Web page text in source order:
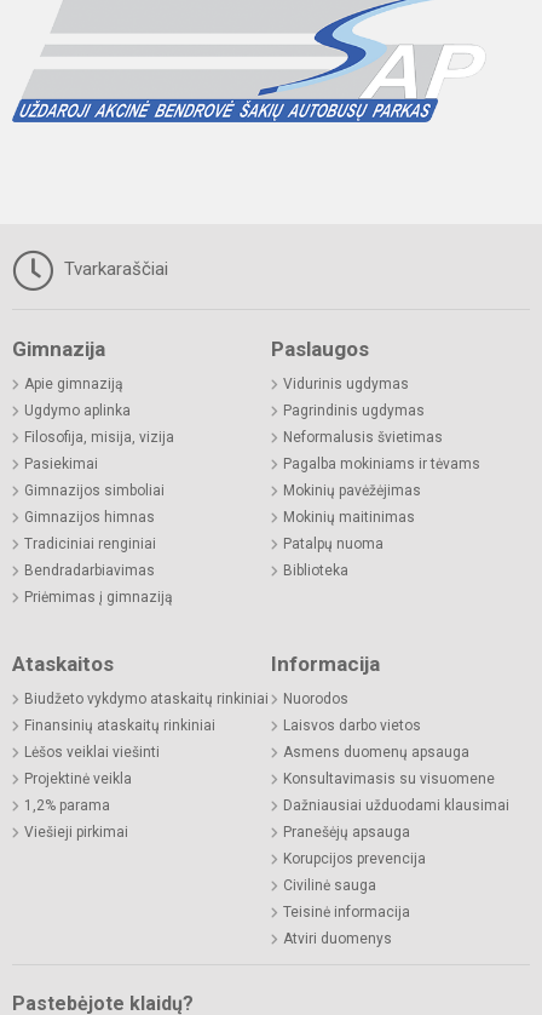
Tvarkaraščiai
Gimnazija
Apie gimnaziją
Ugdymo aplinka
Filosofija, misija, vizija
Pasiekimai
Gimnazijos simboliai
Gimnazijos himnas
Tradiciniai renginiai
Bendradarbiavimas
Priėmimas į gimnaziją
Paslaugos
Vidurinis ugdymas
Pagrindinis ugdymas
Neformalusis švietimas
Pagalba mokiniams ir tėvams
Mokinių pavėžėjimas
Mokinių maitinimas
Patalpų nuoma
Biblioteka
Ataskaitos
Biudžeto vykdymo ataskaitų rinkiniai
Finansinių ataskaitų rinkiniai
Lėšos veiklai viešinti
Projektinė veikla
1,2% parama
Viešieji pirkimai
Informacija
Nuorodos
Laisvos darbo vietos
Asmens duomenų apsauga
Konsultavimasis su visuomene
Dažniausiai užduodami klausimai
Pranešėjų apsauga
Korupcijos prevencija
Civilinė sauga
Teisinė informacija
Atviri duomenys
Pastebėjote klaidų?